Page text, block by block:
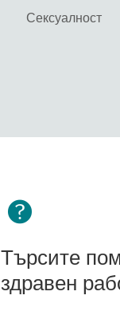
Сексуалност
Търсите
здравен